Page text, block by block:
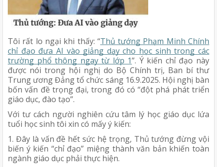
Tôi rất lo ngại khi thấy: “Thủ tướng Phạm Minh Chính
chỉ đạo đưa AI vào giảng dạy cho học sinh trong các
trường phổ thông ngay từ lớp 1”. Ý kiến chỉ đạo này
được nói trong hội nghị do Bộ Chính trị, Ban bí thư
Trung ương Đảng tổ chức sáng 16.9.2025. Hội nghị bàn
bốn vấn đề trọng đại, trong đó có “đột phá phát triển
giáo dục, đào tạo”.
Với tư cách người nghiên cứu tâm lý học giáo dục lứa
tuổi học sinh tôi xin có mấy ý kiến:
1. Đây là vấn đề hết sức hệ trọng, Thủ tướng đừng vội
biến ý kiến “chỉ đạo” miệng thành văn bản khiến toàn
ngành giáo dục phải thực hiện.